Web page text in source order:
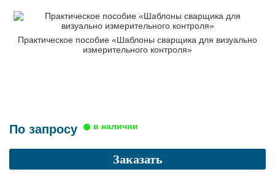
Практическое пособие «Шаблоны сварщика для визуально
измерительного контроля»
По запросу
Заказать